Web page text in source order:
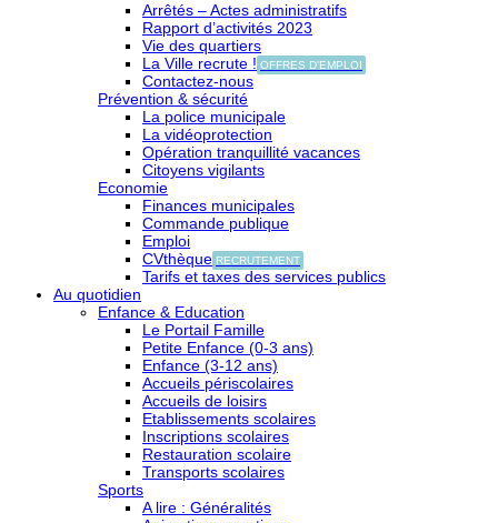
Arrêtés – Actes administratifs
Rapport d’activités 2023
Vie des quartiers
La Ville recrute ! OFFRES D'EMPLOI
Contactez-nous
Prévention & sécurité
La police municipale
La vidéoprotection
Opération tranquillité vacances
Citoyens vigilants
Economie
Finances municipales
Commande publique
Emploi
CVthèque RECRUTEMENT
Tarifs et taxes des services publics
Au quotidien
Enfance & Education
Le Portail Famille
Petite Enfance (0-3 ans)
Enfance (3-12 ans)
Accueils périscolaires
Accueils de loisirs
Etablissements scolaires
Inscriptions scolaires
Restauration scolaire
Transports scolaires
Sports
A lire : Généralités